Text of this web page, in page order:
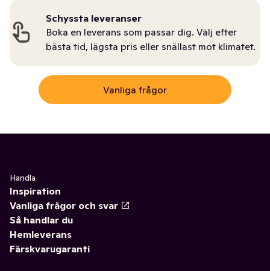
Schyssta leveranser
Boka en leverans som passar dig. Välj efter
bästa tid, lägsta pris eller snällast mot klimatet.
Vanliga frågor
Handla
Inspiration
Vanliga frågor och svar
Så handlar du
Hemleverans
Färskvarugaranti